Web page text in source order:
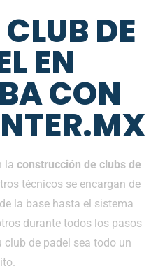
DE
EN
CON
la construcción de clubs de
técnicos se encargan de
la base hasta el sistema
durante todos los pasos
club de padel sea todo un